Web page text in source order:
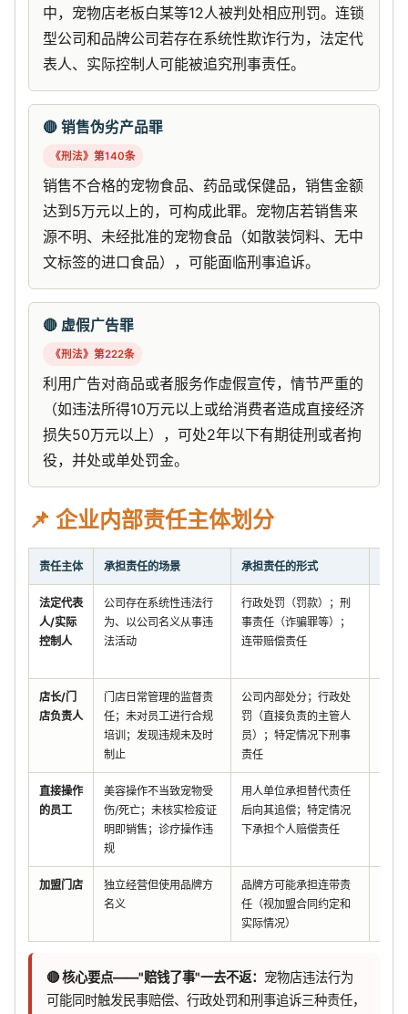
中，宠物店老板白某等12人被判处相应刑罚。连锁
型公司和品牌公司若存在系统性欺诈行为，法定代
表人、实际控制人可能被追究刑事责任。
🔴 销售伪劣产品罪
《刑法》第140条
销售不合格的宠物食品、药品或保健品，销售金额
达到5万元以上的，可构成此罪。宠物店若销售来
源不明、未经批准的宠物食品（如散装饲料、无中
文标签的进口食品），可能面临刑事追诉。
🔴 虚假广告罪
《刑法》第222条
利用广告对商品或者服务作虚假宣传，情节严重的
（如违法所得10万元以上或给消费者造成直接经济
损失50万元以上），可处2年以下有期徒刑或者拘
役，并处或单处罚金。
📌 企业内部责任主体划分
责任主体 承担责任的场景 承担责任的形式
法定代表
人/实际
控制人
公司存在系统性违法行
为、以公司名义从事违
法活动
行政处罚（罚款）；刑
事责任（诈骗罪等）；
连带赔偿责任
店长/门
店负责人
门店日常管理的监督责
任；未对员工进行合规
培训；发现违规未及时
制止
公司内部处分；行政处
罚（直接负责的主管人
员）；特定情况下刑事
责任
直接操作
的员工
美容操作不当致宠物受
伤/死亡；未核实检疫证
明即销售；诊疗操作违
规
用人单位承担替代责任
后向其追偿；特定情况
下承担个人赔偿责任
加盟门店
独立经营但使用品牌方
名义
品牌方可能承担连带责
任（视加盟合同约定和
实际情况）
🔴 核心要点——"赔钱了事"一去不返： 宠物店违法行为
可能同时触发民事赔偿、行政处罚和刑事追诉三种责任，